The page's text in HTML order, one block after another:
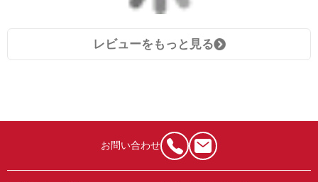
レビューをもっと見る
お問い合わせ